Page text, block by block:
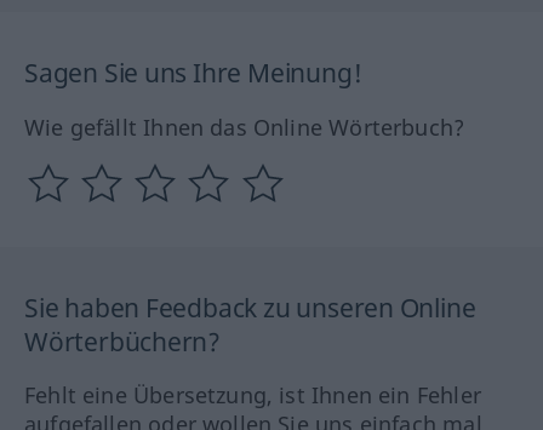
Sagen Sie uns Ihre Meinung!
Wie gefällt Ihnen das Online Wörterbuch?
Sie haben Feedback zu unseren Online
Wörterbüchern?
Fehlt eine Übersetzung, ist Ihnen ein Fehler
aufgefallen oder wollen Sie uns einfach mal